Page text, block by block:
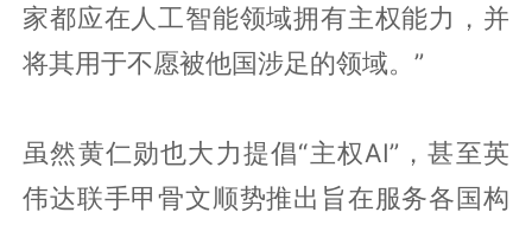
家都应在人工智能领域拥有主权能力，并
将其用于不愿被他国涉足的领域。”
虽然黄仁勋也大力提倡“主权AI”，甚至英
伟达联手甲骨文顺势推出旨在服务各国构